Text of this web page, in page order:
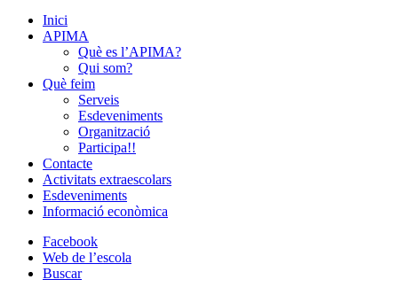
Inici
APIMA
Què es l’APIMA?
Qui som?
Què feim
Serveis
Esdeveniments
Organització
Participa!!
Contacte
Activitats extraescolars
Esdeveniments
Informació econòmica
Facebook
Web de l’escola
Buscar